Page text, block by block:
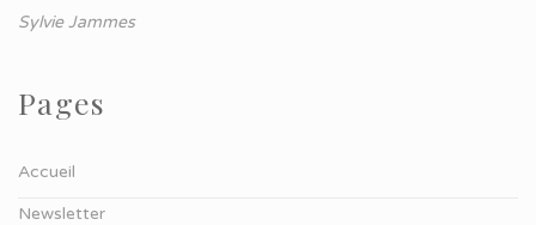
Sylvie Jammes
Pages
Accueil
Newsletter